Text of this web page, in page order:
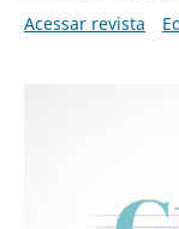
Acessar revista